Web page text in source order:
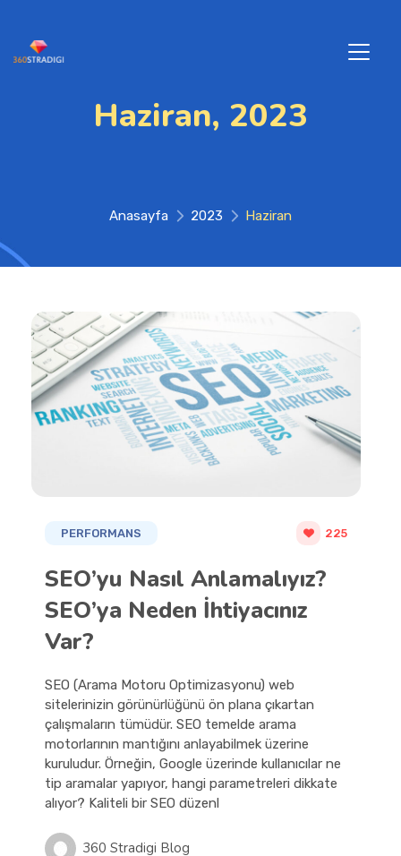
Haziran, 2023
Anasayfa 2023 Haziran
PERFORMANS 225
SEO’yu Nasıl Anlamalıyız?
SEO’ya Neden İhtiyacınız
Var?
SEO (Arama Motoru Optimizasyonu) web
sitelerinizin görünürlüğünü ön plana çıkartan
çalışmaların tümüdür. SEO temelde arama
motorlarının mantığını anlayabilmek üzerine
kuruludur. Örneğin, Google üzerinde kullanıcılar ne
tip aramalar yapıyor, hangi parametreleri dikkate
alıyor? Kaliteli bir SEO düzenl
360 Stradigi Blog